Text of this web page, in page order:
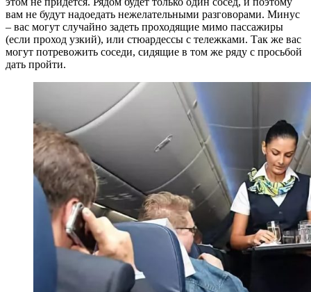
вам не будут надоедать нежелательными разговорами. Минус
– вас могут случайно задеть проходящие мимо пассажиры
(если проход узкий), или стюардессы с тележками. Так же вас
могут потревожить соседи, сидящие в том же ряду с просьбой
дать пройти.